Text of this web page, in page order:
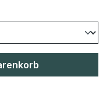
Wert